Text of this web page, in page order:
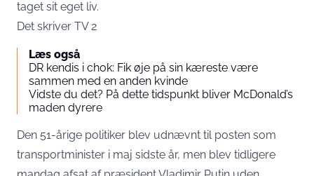
taget sit eget liv.
Det skriver TV 2
Læs også
DR kendis i chok: Fik øje på sin kæreste være
sammen med en anden kvinde
Vidste du det? På dette tidspunkt bliver McDonald’s
maden dyrere
Den 51-årige politiker blev udnævnt til posten som
transportminister i maj sidste år, men blev tidligere